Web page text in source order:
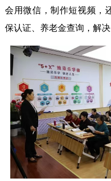
新疆 内蒙古
会用微信，制作短视频，
保认证、养老金查询，解